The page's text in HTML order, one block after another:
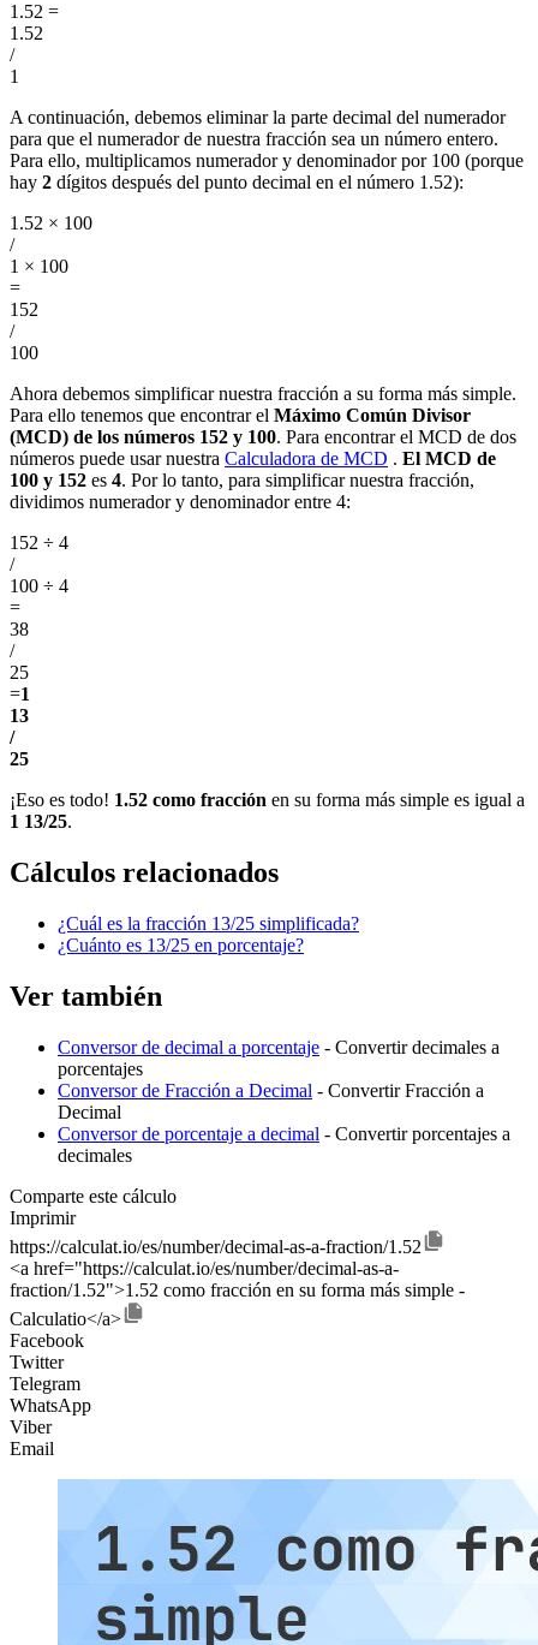
1.52 =
1.52
/
1
A continuación, debemos eliminar la parte decimal del numerador
para que el numerador de nuestra fracción sea un número entero.
Para ello, multiplicamos numerador y denominador por 100 (porque
hay 2 dígitos después del punto decimal en el número 1.52):
1.52 × 100
/
1 × 100
=
152
/
100
Ahora debemos simplificar nuestra fracción a su forma más simple.
Para ello tenemos que encontrar el Máximo Común Divisor
(MCD) de los números 152 y 100. Para encontrar el MCD de dos
números puede usar nuestra Calculadora de MCD . El MCD de
100 y 152 es 4. Por lo tanto, para simplificar nuestra fracción,
dividimos numerador y denominador entre 4:
152 ÷ 4
/
100 ÷ 4
=
38
/
25
=1
13
/
25
¡Eso es todo! 1.52 como fracción en su forma más simple es igual a
1 13/25.
Cálculos relacionados
¿Cuál es la fracción 13/25 simplificada?
¿Cuánto es 13/25 en porcentaje?
Ver también
Conversor de decimal a porcentaje - Convertir decimales a
porcentajes
Conversor de Fracción a Decimal - Convertir Fracción a
Decimal
Conversor de porcentaje a decimal - Convertir porcentajes a
decimales
Comparte este cálculo
Imprimir
https://calculat.io/es/number/decimal-as-a-fraction/1.52
<a href="https://calculat.io/es/number/decimal-as-a-
fraction/1.52">1.52 como fracción en su forma más simple -
Calculatio</a>
Facebook
Twitter
Telegram
WhatsApp
Viber
Email